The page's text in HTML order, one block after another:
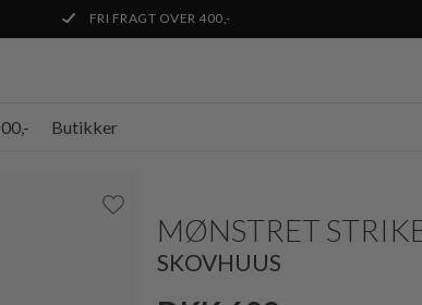
FRI FRAGT OVER 400,-
Butikker
MØNSTRET
SKOVHUUS